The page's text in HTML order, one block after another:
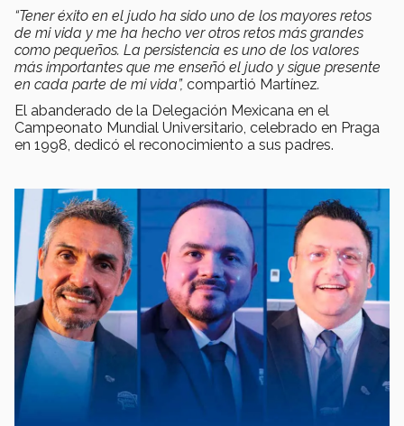
“Tener éxito en el judo ha sido uno de los mayores retos
de mi vida y me ha hecho ver otros retos más grandes
como pequeños. La persistencia es uno de los valores
más importantes que me enseñó el judo y sigue presente
en cada parte de mi vida”, compartió Martínez.
El abanderado de la Delegación Mexicana en el
Campeonato Mundial Universitario, celebrado en Praga
en 1998, dedicó el reconocimiento a sus padres.